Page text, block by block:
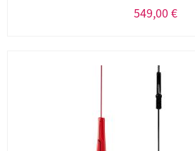
549,00 €